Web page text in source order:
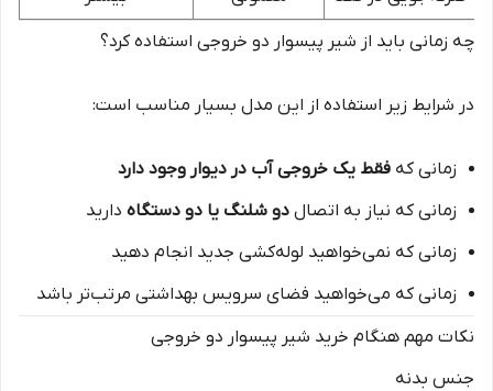
چه زمانی باید از شیر پیسوار دو خروجی استفاده کرد؟
در شرایط زیر استفاده از این مدل بسیار مناسب است:
زمانی که فقط یک خروجی آب در دیوار وجود دارد
زمانی که نیاز به اتصال دو شلنگ یا دو دستگاه دارید
زمانی که نمی‌خواهید لوله‌کشی جدید انجام دهید
زمانی که می‌خواهید فضای سرویس بهداشتی مرتب‌تر باشد
نکات مهم هنگام خرید شیر پیسوار دو خروجی
جنس بدنه